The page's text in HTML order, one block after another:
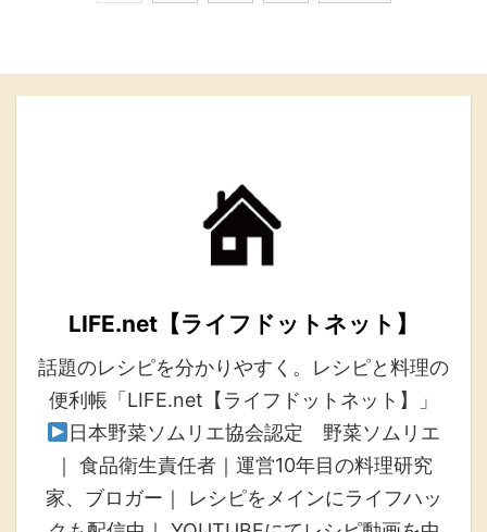
LIFE.net【ライフドットネット】
話題のレシピを分かりやすく。レシピと料理の
便利帳「LIFE.net【ライフドットネット】」
日本野菜ソムリエ協会認定 野菜ソムリエ
｜ 食品衛生責任者｜運営10年目の料理研究
家、ブロガー｜ レシピをメインにライフハッ